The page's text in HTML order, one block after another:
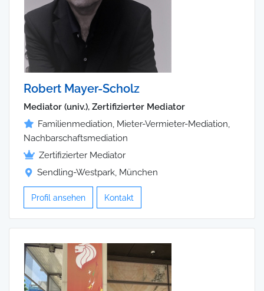
Robert Mayer-Scholz
Mediator (univ.), Zertifizierter Mediator
Familienmediation, Mieter-Vermieter-Mediation,
Nachbarschaftsmediation
Zertifizierter Mediator
Sendling-Westpark, München
Profil ansehen Kontakt